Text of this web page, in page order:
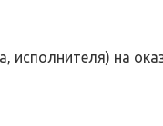
исполнителя) на